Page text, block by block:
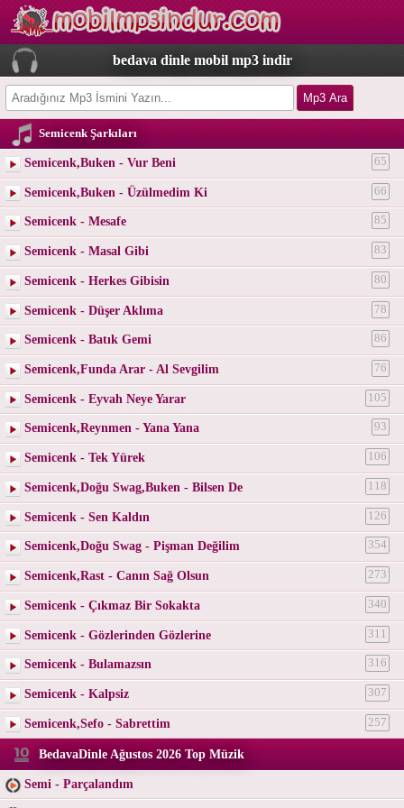
bedava dinle mobil mp3 indir
Semicenk Şarkıları
Semicenk,Buken - Vur Beni 65
Semicenk,Buken - Üzülmedim Ki 66
Semicenk - Mesafe 85
Semicenk - Masal Gibi 83
Semicenk - Herkes Gibisin 80
Semicenk - Düşer Aklıma 78
Semicenk - Batık Gemi 86
Semicenk,Funda Arar - Al Sevgilim 76
Semicenk - Eyvah Neye Yarar 105
Semicenk,Reynmen - Yana Yana 93
Semicenk - Tek Yürek 106
Semicenk,Doğu Swag,Buken - Bilsen De 118
Semicenk - Sen Kaldın 126
Semicenk,Doğu Swag - Pişman Değilim 354
Semicenk,Rast - Canın Sağ Olsun 273
Semicenk - Çıkmaz Bir Sokakta 340
Semicenk - Gözlerinden Gözlerine 311
Semicenk - Bulamazsın 316
Semicenk - Kalpsiz 307
Semicenk,Sefo - Sabrettim 257
BedavaDinle Ağustos 2026 Top Müzik
Semi - Parçalandım